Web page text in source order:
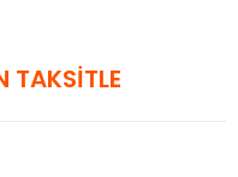
TAKSİTLE